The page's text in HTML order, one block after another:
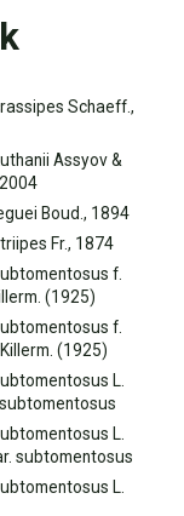
Schaeff.,
Assyov &
Boud., 1894
Fr., 1874
f.
(1925)
f.
(1925)
L.
L.
subtomentosus
L.